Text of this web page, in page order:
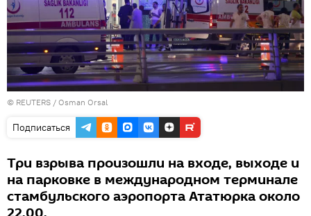
© REUTERS / Osman Orsal
Подписаться
Три взрыва произошли на входе, выходе и
на парковке в международном терминале
стамбульского аэропорта Ататюрка около